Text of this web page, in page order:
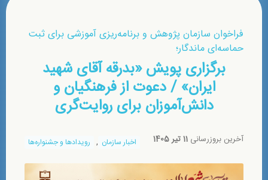
فراخوان سازمان پژوهش و برنامه‌ریزی آموزشی برای ثبت
حماسه‌ای ماندگار؛
برگزاری پویش «بدرقه آقای شهید
ایران» / دعوت از فرهنگیان و
دانش‌آموزان برای روایت‌گری
آخرین بروزرسانی 11 تیر 1405 اخبار سازمان , رویدادها و جشنواره‌ها